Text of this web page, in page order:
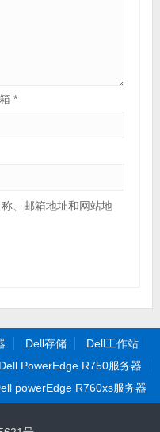
*
、邮箱地址和网站地
Dell存储
Dell工作站
Dell PowerEdge R750服务器
powerEdge R760xs服务器